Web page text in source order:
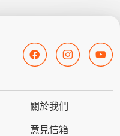
關於我們
意見信箱